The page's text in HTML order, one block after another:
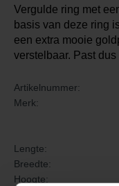
Vergulde ring met
basis van deze ring
een extra mooie
verstelbaar. Past
Artikelnummer:
Merk:
Lengte:
Breedte:
Hoogte: